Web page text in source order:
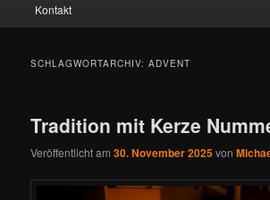
Kontakt
SCHLAGWORTARCHIV:ADVENT
Tradition mit Kerze
Veröffentlicht am30. November 2025von